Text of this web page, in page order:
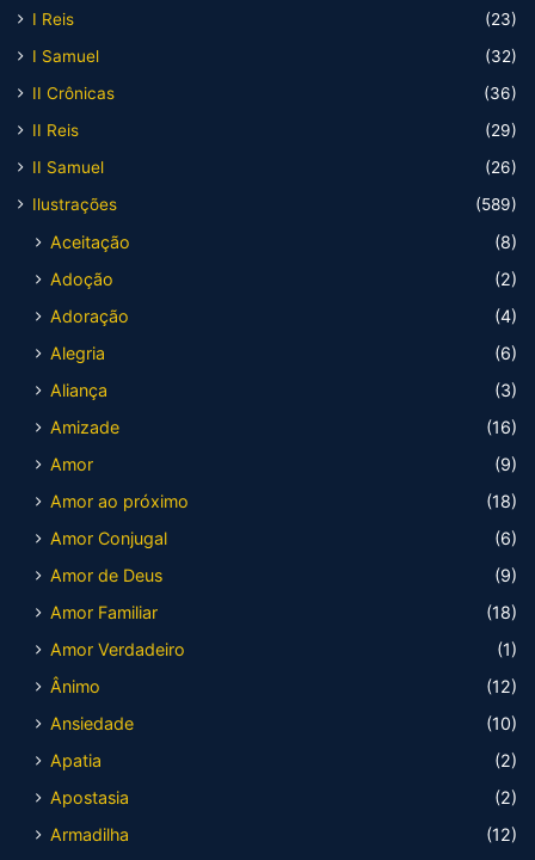
I Reis
(23)
I Samuel
(32)
II Crônicas
(36)
II Reis
(29)
II Samuel
(26)
Ilustrações
(589)
Aceitação
(8)
Adoção
(2)
Adoração
(4)
Alegria
(6)
Aliança
(3)
Amizade
(16)
Amor
(9)
Amor ao próximo
(18)
Amor Conjugal
(6)
Amor de Deus
(9)
Amor Familiar
(18)
Amor Verdadeiro
(1)
Ânimo
(12)
Ansiedade
(10)
Apatia
(2)
Apostasia
(2)
Armadilha
(12)